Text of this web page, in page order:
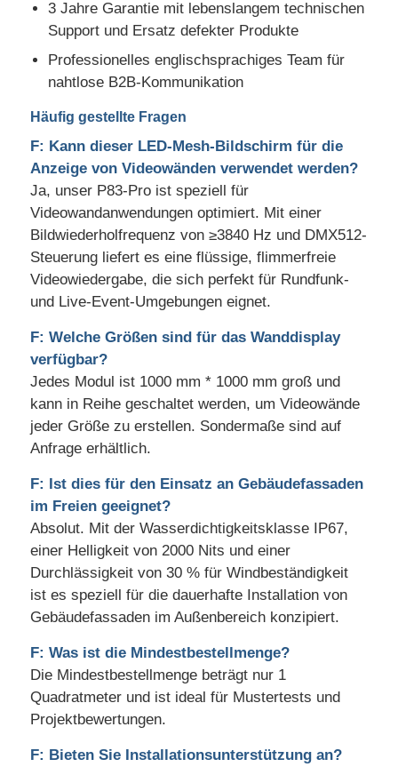
3 Jahre Garantie mit lebenslangem technischen
Support und Ersatz defekter Produkte
Professionelles englischsprachiges Team für
nahtlose B2B-Kommunikation
Häufig gestellte Fragen
F: Kann dieser LED-Mesh-Bildschirm für die
Anzeige von Videowänden verwendet werden?
Ja, unser P83-Pro ist speziell für
Videowandanwendungen optimiert. Mit einer
Bildwiederholfrequenz von ≥3840 Hz und DMX512-
Steuerung liefert es eine flüssige, flimmerfreie
Videowiedergabe, die sich perfekt für Rundfunk-
und Live-Event-Umgebungen eignet.
F: Welche Größen sind für das Wanddisplay
verfügbar?
Jedes Modul ist 1000 mm * 1000 mm groß und
kann in Reihe geschaltet werden, um Videowände
jeder Größe zu erstellen. Sondermaße sind auf
Anfrage erhältlich.
F: Ist dies für den Einsatz an Gebäudefassaden
im Freien geeignet?
Absolut. Mit der Wasserdichtigkeitsklasse IP67,
einer Helligkeit von 2000 Nits und einer
Durchlässigkeit von 30 % für Windbeständigkeit
ist es speziell für die dauerhafte Installation von
Gebäudefassaden im Außenbereich konzipiert.
F: Was ist die Mindestbestellmenge?
Die Mindestbestellmenge beträgt nur 1
Quadratmeter und ist ideal für Mustertests und
Projektbewertungen.
F: Bieten Sie Installationsunterstützung an?